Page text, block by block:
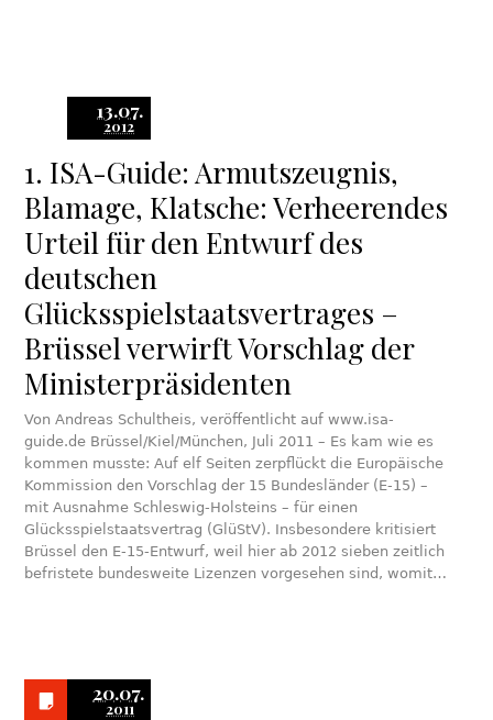
13.07.
2012
1. ISA-Guide: Armutszeugnis,
Blamage, Klatsche: Verheerendes
Urteil für den Entwurf des
deutschen
Glücksspielstaatsvertrages –
Brüssel verwirft Vorschlag der
Ministerpräsidenten
Von Andreas Schultheis, veröffentlicht auf www.isa-
guide.de Brüssel/Kiel/München, Juli 2011 – Es kam wie es
kommen musste: Auf elf Seiten zerpflückt die Europäische
Kommission den Vorschlag der 15 Bundesländer (E-15) –
mit Ausnahme Schleswig-Holsteins – für einen
Glücksspielstaatsvertrag (GlüStV). Insbesondere kritisiert
Brüssel den E-15-Entwurf, weil hier ab 2012 sieben zeitlich
befristete bundesweite Lizenzen vorgesehen sind, womit…
20.07.
2011